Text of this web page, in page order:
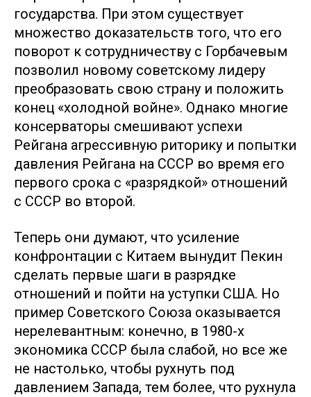
государства. При этом существует
множество доказательств того, что его
поворот к сотрудничеству с Горбачевым
позволил новому советскому лидеру
преобразовать свою страну и положить
конец «холодной войне». Однако многие
консерваторы смешивают успехи
Рейгана агрессивную риторику и попытки
давления Рейгана на СССР во время его
первого срока с «разрядкой» отношений
с СССР во второй.
Теперь они думают, что усиление
конфронтации с Китаем вынудит Пекин
сделать первые шаги в разрядке
отношений и пойти на уступки США. Но
пример Советского Союза оказывается
нерелевантным: конечно, в 1980-х
экономика СССР была слабой, но все же
не настолько, чтобы рухнуть под
давлением Запада, тем более, что рухнула